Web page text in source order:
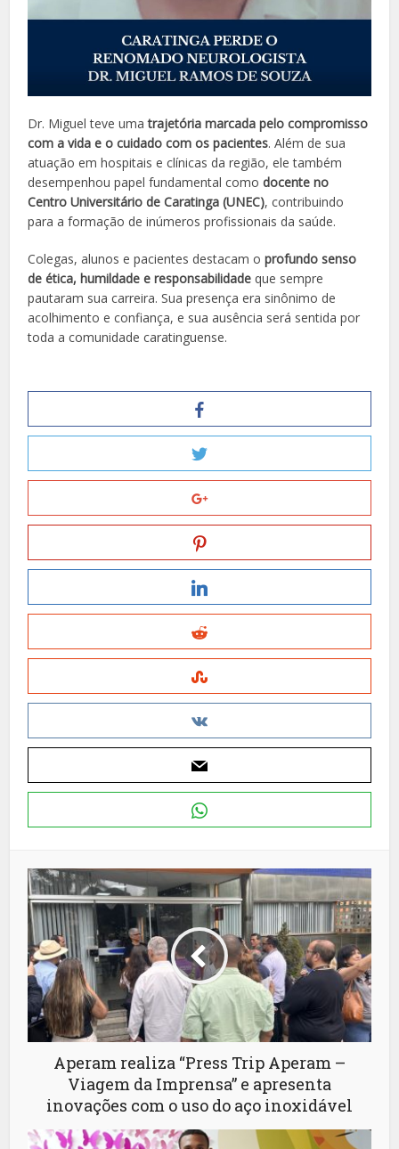
Dr. Miguel teve umatrajetória marcada pelo compromisso
com a vida e o cuidado com os pacientes. Além de sua
atuação em hospitais e clínicas da região, ele também
desempenhou papel fundamental comodocente no
Centro Universitário de Caratinga (UNEC), contribuindo
para a formação de inúmeros profissionais da saúde.
Colegas, alunos e pacientes destacam oprofundo senso
de ética, humildade e responsabilidade que sempre
pautaram sua carreira. Sua presença era sinônimo de
acolhimento e confiança, e sua ausência será sentida por
toda a comunidade caratinguense.
Aperam realiza “Press Trip Aperam –
Viagem da Imprensa” e apresenta
inovações com o uso do aço inoxidável